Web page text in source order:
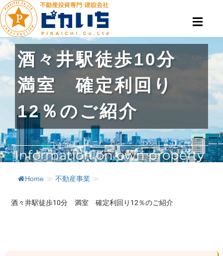
酒々井駅徒歩10分
満室 確定利回り
12％のご紹介​
Information on own property
Home ≫ 不動産事業 ≫
酒々井駅徒歩10分 満室 確定利回り12％のご紹介​